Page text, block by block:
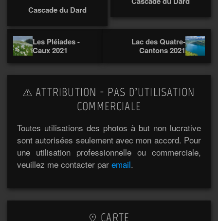
Cascade du Dard
Les Pléiades -
Caux 2021
Lac des Quatre-
Cantons 2021
ATTRIBUTION - PAS D’UTILISATION
COMMERCIALE
Toutes utilisations des photos à but non lucrative
sont autorisées seulement avec mon accord. Pour
une utilisation professionnelle ou commerciale,
veuillez me contacter par email.
CARTE